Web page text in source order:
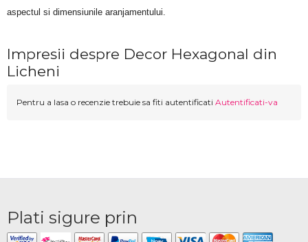
aspectul si dimensiunile aranjamentului.
Impresii despre Decor Hexagonal din
Licheni
Pentru a lasa o recenzie trebuie sa fiti autentificati Autentificati-va
Plati sigure prin